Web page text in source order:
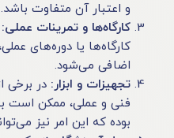
و اعتبار آن متفاوت باشد.
کارگاه‌ها و تمرینات عملی:
کارگاه‌ها یا دوره‌های
اضافی می‌شود.
تجهیزات و ابزار: در برخی
فنی و عملی، ممکن است
بوده که این امر نیز